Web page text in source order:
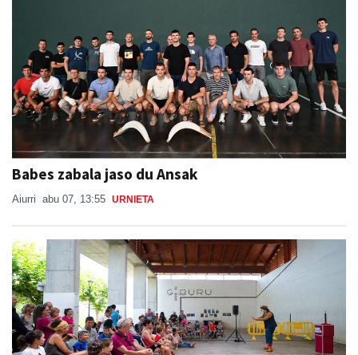
Babes zabala jaso du Ansak
Aiurri abu 07, 13:55 URNIETA